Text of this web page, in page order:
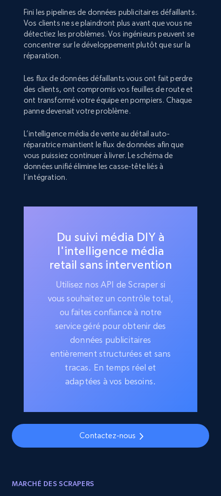
Fini les pipelines de données publicitaires défaillants.
Vos clients ne se plaindront plus avant que vous ne
détectiez les problèmes. Vos ingénieurs peuvent se
concentrer sur le développement plutôt que sur la
réparation.
Les flux de données défaillants vous ont fait perdre
des clients, ont compromis vos feuilles de route et
ont transformé votre équipe en pompiers. Chaque
panne devenait votre problème.
L’intelligence média de vente au détail auto-
réparatrice maintient le flux de données afin que
vous puissiez continuer à livrer. Le schéma de
données unifié élimine les casse-tête liés à
l’intégration.
Du suivi média DIY à
l'intelligence média
retail sans intervention
Utilisez nos API de Scraper si
vous souhaitez un contrôle total,
ou faites confiance à notre
service géré pour obtenir des
données publicitaires
entièrement structurées et sans
tracas. En temps réel et
adaptées à vos besoins.
Contactez-nous
MARCHÉ DES SCRAPERS